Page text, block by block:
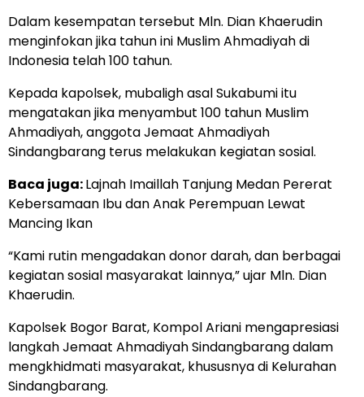
Dalam kesempatan tersebut Mln. Dian Khaerudin
menginfokan jika tahun ini Muslim Ahmadiyah di
Indonesia telah 100 tahun.
Kepada kapolsek, mubaligh asal Sukabumi itu
mengatakan jika menyambut 100 tahun Muslim
Ahmadiyah, anggota Jemaat Ahmadiyah
Sindangbarang terus melakukan kegiatan sosial.
Baca juga:Lajnah Imaillah Tanjung Medan Pererat
Kebersamaan Ibu dan Anak Perempuan Lewat
Mancing Ikan
“Kami rutin mengadakan donor darah, dan berbagai
kegiatan sosial masyarakat lainnya,” ujar Mln. Dian
Khaerudin.
Kapolsek Bogor Barat, Kompol Ariani mengapresiasi
langkah Jemaat Ahmadiyah Sindangbarang dalam
mengkhidmati masyarakat, khususnya di Kelurahan
Sindangbarang.